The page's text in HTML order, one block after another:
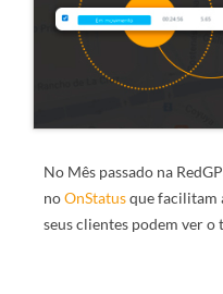
No Mês passado na
noOnStatusque facilitam
seus clientes podem ver o